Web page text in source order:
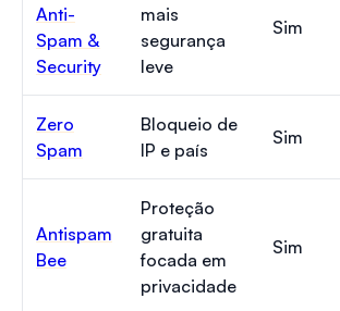
Anti-
Spam &
Security
mais
segurança
leve
Sim
Zero
Spam
Bloqueio de
IP e país
Sim
Antispam
Bee
Proteção
gratuita
focada em
privacidade
Sim